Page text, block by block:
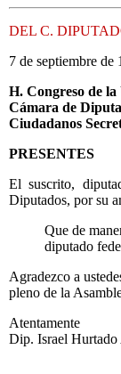
DEL C.
7 de septiembre de
H. Congreso de la
Cámara de
Ciudadanos
PRESENTES
El suscrito,
Diputados, por su
Que de
diputado
Agradezco a
pleno de la
Atentamente
Dip. Israel Hurtado